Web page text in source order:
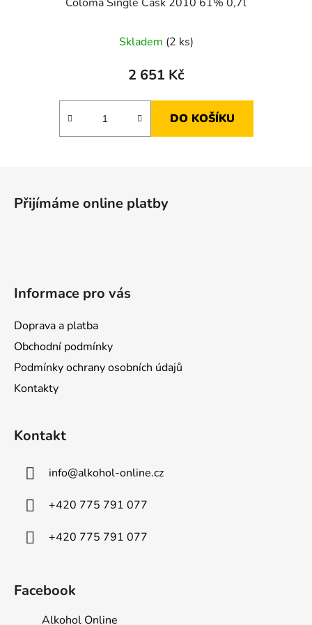
Skladem (2 ks)
2 651 Kč
DO KOŠÍKU
Přijímáme online platby
Informace pro vás
Doprava a platba
Obchodní podmínky
Podmínky ochrany osobních údajů
Kontakty
Kontakt
info@alkohol-online.cz
+420 775 791 077
+420 775 791 077
Facebook
Alkohol Online